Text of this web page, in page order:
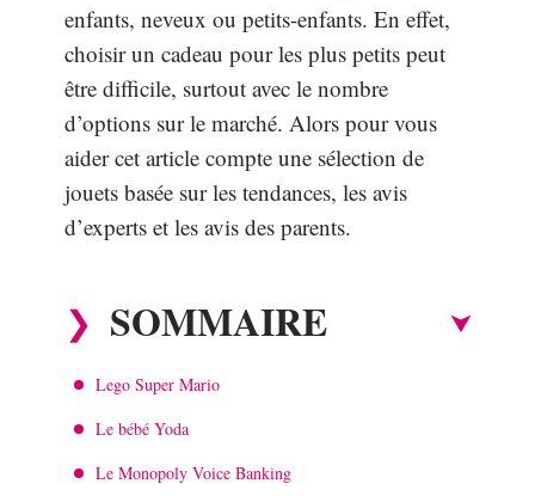
enfants, neveux ou petits-enfants. En effet,
choisir un cadeau pour les plus petits peut
être difficile, surtout avec le nombre
d’options sur le marché. Alors pour vous
aider cet article compte une sélection de
jouets basée sur les tendances, les avis
d’experts et les avis des parents.
SOMMAIRE
Lego Super Mario
Le bébé Yoda
Le Monopoly Voice Banking